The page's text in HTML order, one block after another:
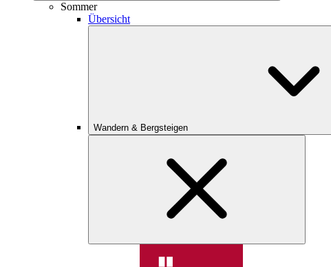
Sommer
Übersicht
Wandern & Bergsteigen